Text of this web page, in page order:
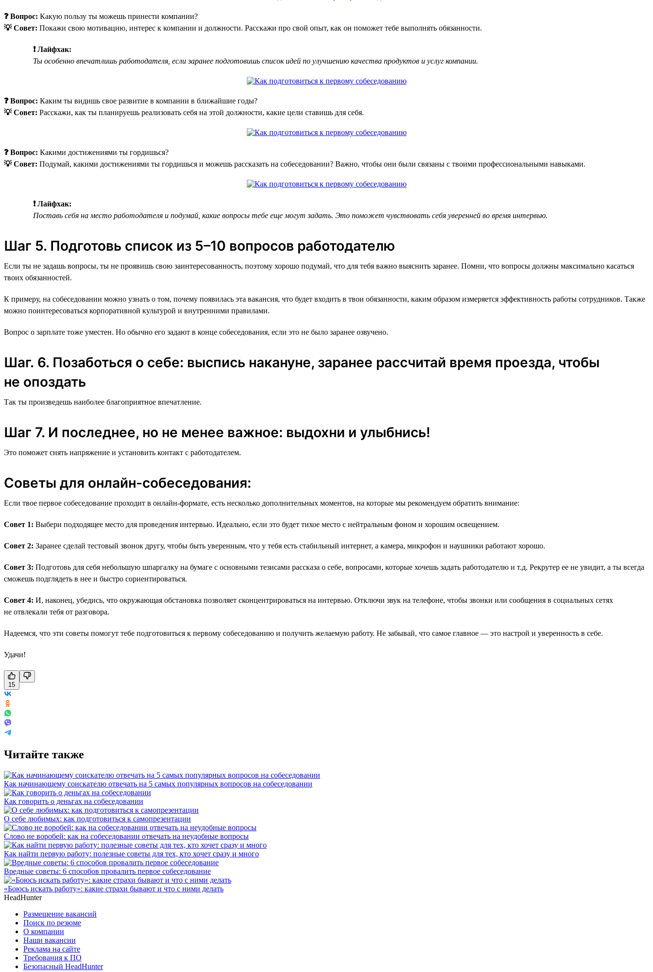
❓ Вопрос: Какую пользу ты можешь принести компании?
💡 Совет: Покажи свою мотивацию, интерес к компании и должности. Расскажи про свой опыт, как он поможет тебе выполнять обязанности.
❗ Лайфхак:
Ты особенно впечатлишь работодателя, если заранее подготовишь список идей по улучшению качества продуктов и услуг компании.
❓ Вопрос: Каким ты видишь свое развитие в компании в ближайшие годы?
💡 Совет: Расскажи, как ты планируешь реализовать себя на этой должности, какие цели ставишь для себя.
❓ Вопрос: Какими достижениями ты гордишься?
💡 Совет: Подумай, какими достижениями ты гордишься и можешь рассказать на собеседовании? Важно, чтобы они были связаны с твоими профессиональными навыками.
❗ Лайфхак:
Поставь себя на место работодателя и подумай, какие вопросы тебе еще могут задать. Это поможет чувствовать себя уверенней во время интервью.
Шаг 5. Подготовь список из 5–10 вопросов работодателю
Если ты не задашь вопросы, ты не проявишь свою заинтересованность, поэтому хорошо подумай, что для тебя важно выяснить заранее. Помни, что вопросы должны максимально касаться
твоих обязанностей.
К примеру, на собеседовании можно узнать о том, почему появилась эта вакансия, что будет входить в твои обязанности, каким образом измеряется эффективность работы сотрудников. Также
можно поинтересоваться корпоративной культурой и внутренними правилами.
Вопрос о зарплате тоже уместен. Но обычно его задают в конце собеседования, если это не было заранее озвучено.
Шаг. 6. Позаботься о себе: выспись накануне, заранее рассчитай время проезда, чтобы
не опоздать
Так ты произведешь наиболее благоприятное впечатление.
Шаг 7. И последнее, но не менее важное: выдохни и улыбнись!
Это поможет снять напряжение и установить контакт с работодателем.
Советы для онлайн-собеседования:
Если твое первое собеседование проходит в онлайн-формате, есть несколько дополнительных моментов, на которые мы рекомендуем обратить внимание:
Совет 1: Выбери подходящее место для проведения интервью. Идеально, если это будет тихое место с нейтральным фоном и хорошим освещением.
Совет 2: Заранее сделай тестовый звонок другу, чтобы быть уверенным, что у тебя есть стабильный интернет, а камера, микрофон и наушники работают хорошо.
Совет 3: Подготовь для себя небольшую шпаргалку на бумаге с основными тезисами рассказа о себе, вопросами, которые хочешь задать работодателю и т.д. Рекрутер ее не увидит, а ты всегда
сможешь подглядеть в нее и быстро сориентироваться.
Совет 4: И, наконец, убедись, что окружающая обстановка позволяет сконцентрироваться на интервью. Отключи звук на телефоне, чтобы звонки или сообщения в социальных сетях
не отвлекали тебя от разговора.
Надеемся, что эти советы помогут тебе подготовиться к первому собеседованию и получить желаемую работу. Не забывай, что самое главное — это настрой и уверенность в себе.
Удачи!
15
Читайте также
Как начинающему соискателю отвечать на 5 самых популярных вопросов на собеседовании
Как говорить о деньгах на собеседовании
О себе любимых: как подготовиться к самопрезентации
Слово не воробей: как на собеседовании отвечать на неудобные вопросы
Как найти первую работу: полезные советы для тех, кто хочет сразу и много
Вредные советы: 6 способов провалить первое собеседование
«Боюсь искать работу»: какие страхи бывают и что с ними делать
HeadHunter
Размещение вакансий
Поиск по резюме
О компании
Наши вакансии
Реклама на сайте
Требования к ПО
Безопасный HeadHunter